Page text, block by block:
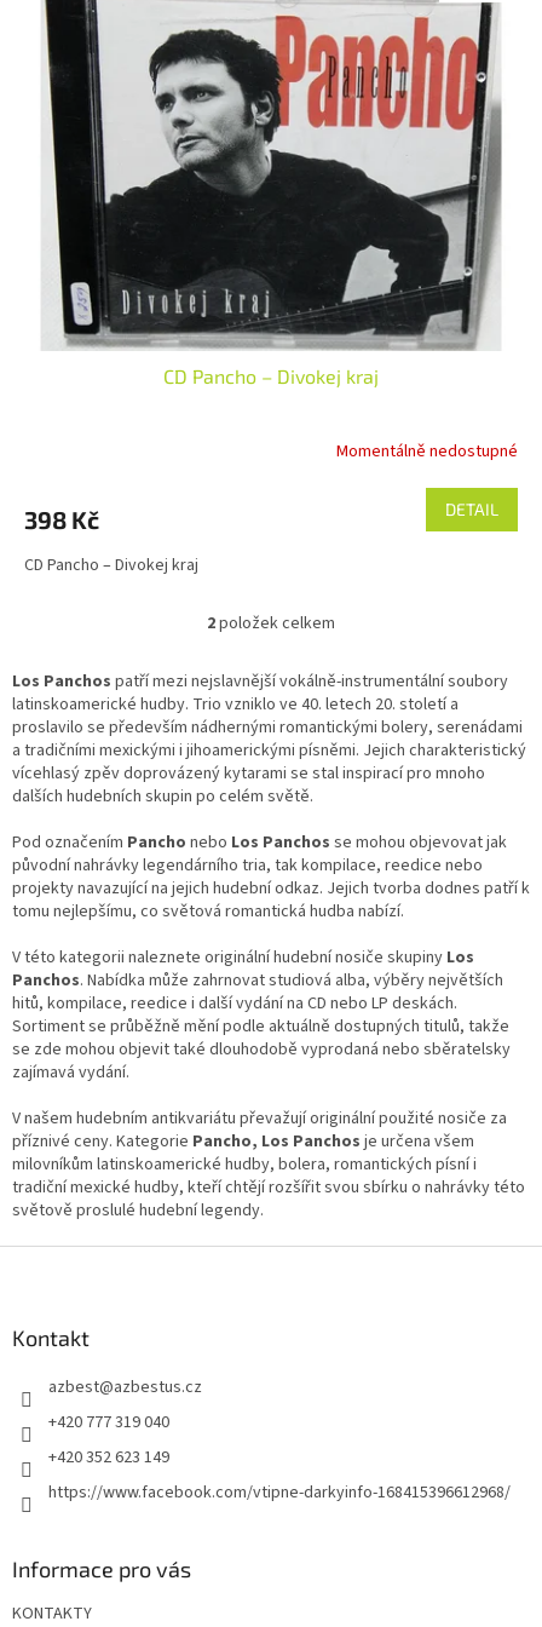
CD Pancho – Divokej kraj
Momentálně nedostupné
398 Kč DETAIL
CD Pancho – Divokej kraj
O
l
á
d
a
c
í
r
v
k
y
ý
p
i
s
u
2položek celkem
Los Panchos patří mezi nejslavnější vokálně-instrumentální soubory
latinskoamerické hudby. Trio vzniklo ve 40. letech 20. století a
proslavilo se především nádhernými romantickými bolery, serenádami
a tradičními mexickými i jihoamerickými písněmi. Jejich charakteristický
vícehlasý zpěv doprovázený kytarami se stal inspirací pro mnoho
dalších hudebních skupin po celém světě.
Pod označením Pancho nebo Los Panchos se mohou objevovat jak
původní nahrávky legendárního tria, tak kompilace, reedice nebo
projekty navazující na jejich hudební odkaz. Jejich tvorba dodnes patří k
tomu nejlepšímu, co světová romantická hudba nabízí.
V této kategorii naleznete originální hudební nosiče skupiny Los
Panchos. Nabídka může zahrnovat studiová alba, výběry největších
hitů, kompilace, reedice i další vydání na CD nebo LP deskách.
Sortiment se průběžně mění podle aktuálně dostupných titulů, takže
se zde mohou objevit také dlouhodobě vyprodaná nebo sběratelsky
zajímavá vydání.
V našem hudebním antikvariátu převažují originální použité nosiče za
příznivé ceny. Kategorie Pancho, Los Panchos je určena všem
milovníkům latinskoamerické hudby, bolera, romantických písní i
tradiční mexické hudby, kteří chtějí rozšířit svou sbírku o nahrávky této
světově proslulé hudební legendy.
Kontakt
azbest@azbestus.cz
+420 777 319 040
+420 352 623 149
https://www.facebook.com/vtipne-darkyinfo-168415396612968/
Informace pro vás
KONTAKTY